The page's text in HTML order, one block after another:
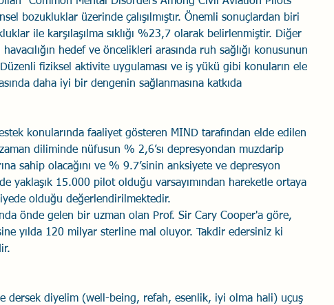
bozukluklar üzerinde çalışılmıştır. Önemli sonuçlardan biri
ile karşılaşılma sıklığı %23,7 olarak belirlenmiştir. Diğer
hedef ve öncelikleri arasında ruh sağlığı konusunun
fiziksel aktivite uygulaması ve iş yükü gibi konuların ele
daha iyi bir dengenin sağlanmasına katkıda
konularında faaliyet gösteren MIND tarafından elde edilen
diliminde nüfusun % 2,6’sı depresyondan muzdarip
sahip olacağını ve % 9.7’sinin anksiyete ve depresyon
yaklaşık 15.000 pilot olduğu varsayımından hareketle ortaya
olduğu değerlendirilmektedir.
önde gelen bir uzman olan Prof. Sir Cary Cooper'a göre,
yılda 120 milyar sterline mal oluyor. Takdir edersiniz ki
dersek diyelim (well-being, refah, esenlik, iyi olma hali) uçuş